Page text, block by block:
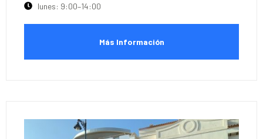
lunes: 9:00–14:00
Más Información